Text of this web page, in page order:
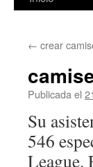
contenido
← crear
Publicada el
Su
546
League.